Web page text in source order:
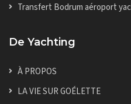
Transfert Bodrum aéroport
De Yachting
À PROPOS
LA VIE SUR GOÉLETTE